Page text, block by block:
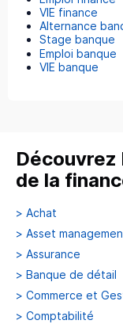
VIE finance
Alternance
Stage banque
Emploi banque
VIE banque
de la
> Achat
> Asset
> Assurance
> Banque de détail
> Commerce et
> Comptabilité